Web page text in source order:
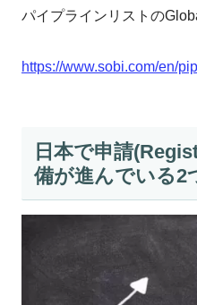
パイプラインリストの
https://www.sobi.com/en/
日本で申請
備が進んでいる2